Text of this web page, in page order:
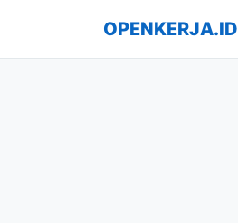
OPENKERJA.ID